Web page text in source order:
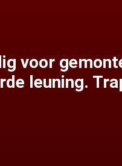
voor
leuning.